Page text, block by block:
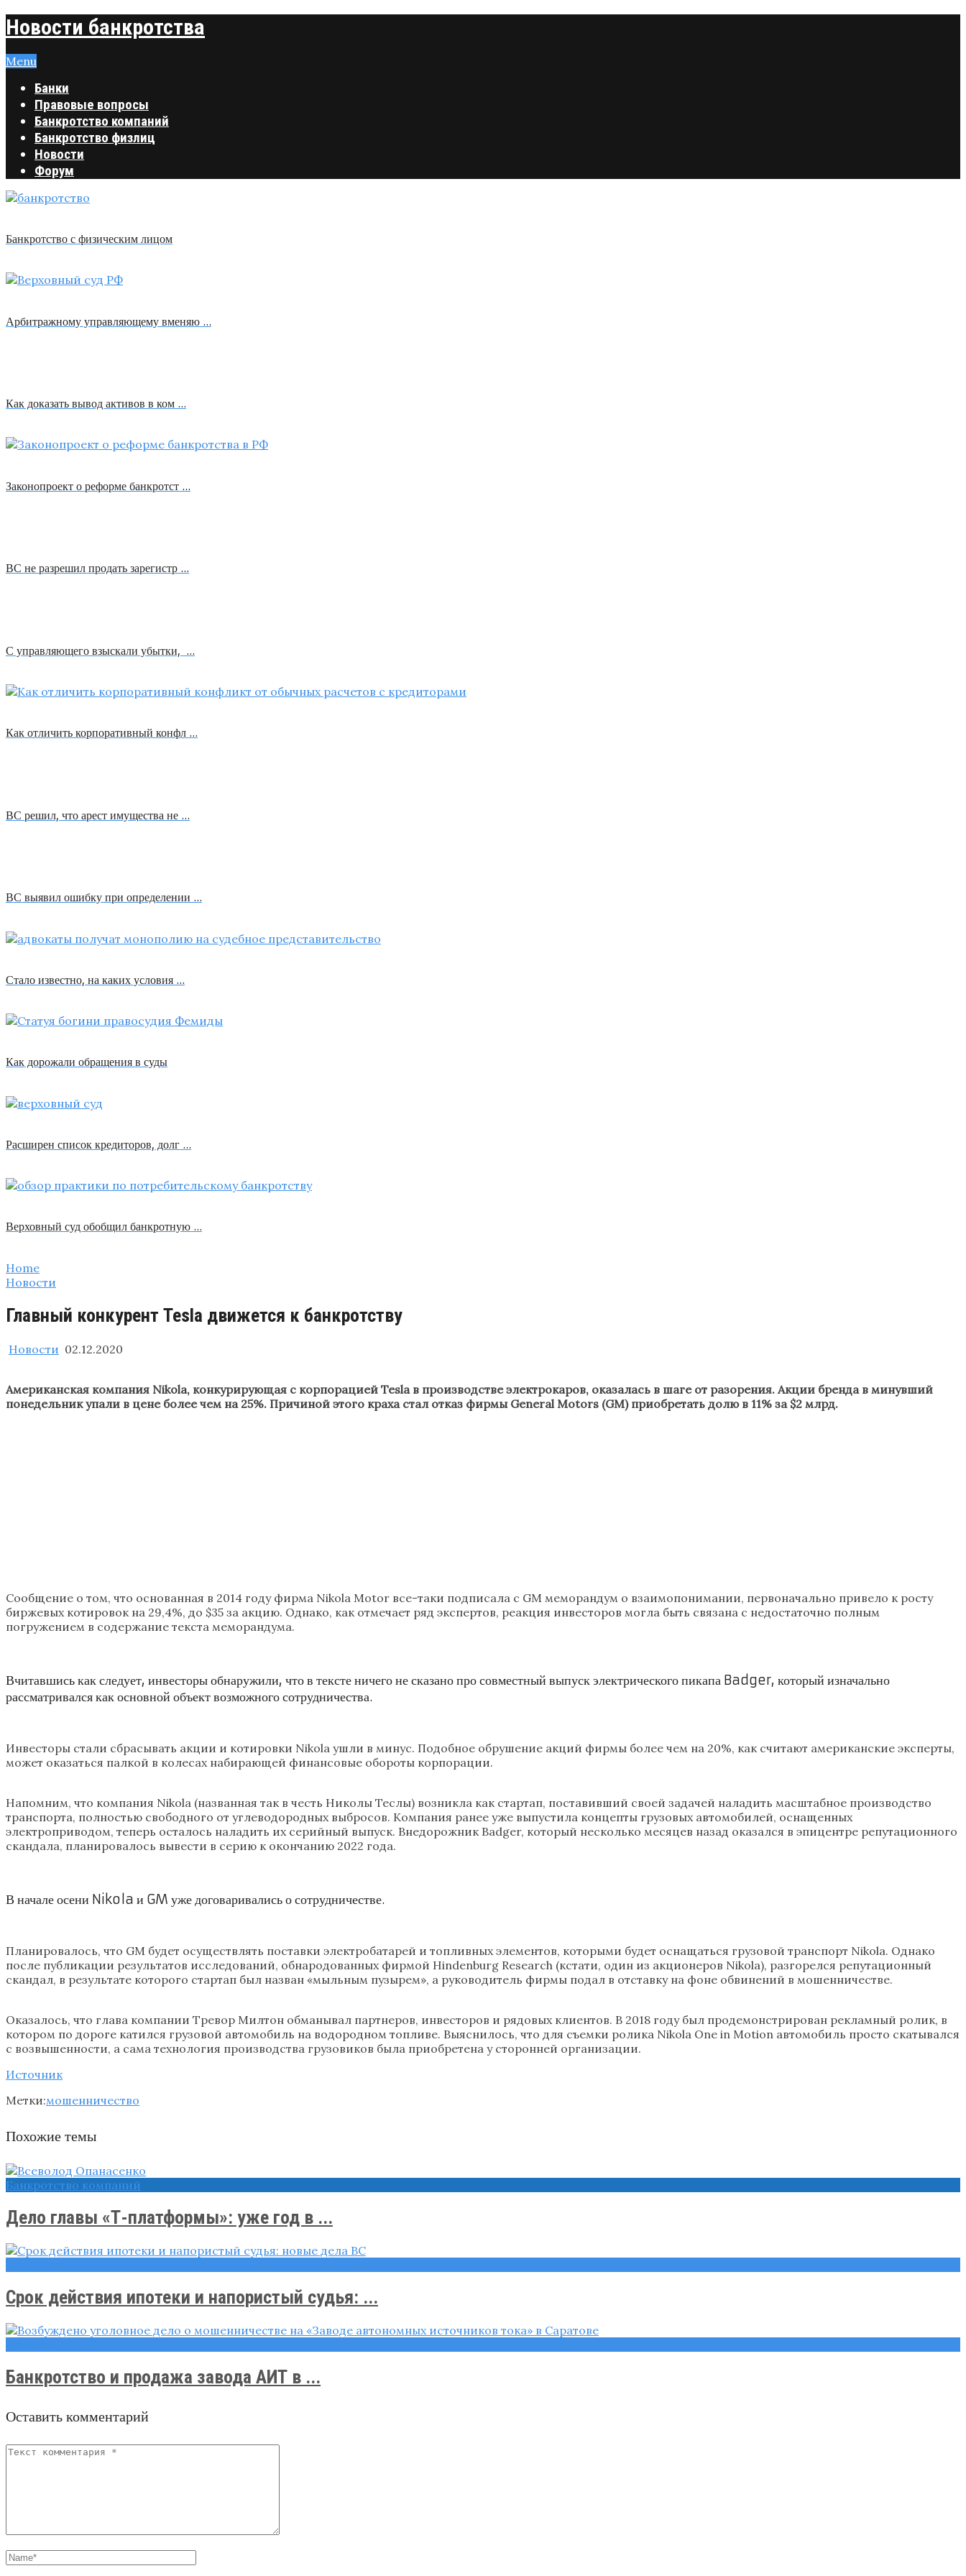
Новости банкротства
Menu
Банки
Правовые вопросы
Банкротство компаний
Банкротство физлиц
Новости
Форум
Банкротство с физическим лицом
Арбитражному управляющему вменяю …
Как доказать вывод активов в ком …
Законопроект о реформе банкротст …
ВС не разрешил продать зарегистр …
С управляющего взыскали убытки, …
Как отличить корпоративный конфл …
ВС решил, что арест имущества не …
ВС выявил ошибку при определении …
Стало известно, на каких условия …
Как дорожали обращения в суды
Расширен список кредиторов, долг …
Верховный суд обобщил банкротную …
Home
Новости
Главный конкурент Tesla движется к банкротству
Новости 02.12.2020
Американская компания Nikola, конкурирующая с корпорацией Tesla в производстве электрокаров, оказалась в шаге от разорения. Акции бренда в минувший
понедельник упали в цене более чем на 25%. Причиной этого краха стал отказ фирмы General Motors (GM) приобретать долю в 11% за $2 млрд.
Сообщение о том, что основанная в 2014 году фирма Nikola Motor все-таки подписала с GM меморандум о взаимопонимании, первоначально привело к росту
биржевых котировок на 29,4%, до $35 за акцию. Однако, как отмечает ряд экспертов, реакция инвесторов могла быть связана с недостаточно полным
погружением в содержание текста меморандума.
Вчитавшись как следует, инвесторы обнаружили, что в тексте ничего не сказано про совместный выпуск электрического пикапа Badger, который изначально
рассматривался как основной объект возможного сотрудничества.
Инвесторы стали сбрасывать акции и котировки Nikola ушли в минус. Подобное обрушение акций фирмы более чем на 20%, как считают американские эксперты,
может оказаться палкой в колесах набирающей финансовые обороты корпорации.
Напомним, что компания Nikola (названная так в честь Николы Теслы) возникла как стартап, поставивший своей задачей наладить масштабное производство
транспорта, полностью свободного от углеводородных выбросов. Компания ранее уже выпустила концепты грузовых автомобилей, оснащенных
электроприводом, теперь осталось наладить их серийный выпуск. Внедорожник Badger, который несколько месяцев назад оказался в эпицентре репутационного
скандала, планировалось вывести в серию к окончанию 2022 года.
В начале осени Nikola и GM уже договаривались о сотрудничестве.
Планировалось, что GM будет осуществлять поставки электробатарей и топливных элементов, которыми будет оснащаться грузовой транспорт Nikola. Однако
после публикации результатов исследований, обнародованных фирмой Hindenburg Research (кстати, один из акционеров Nikola), разгорелся репутационный
скандал, в результате которого стартап был назван «мыльным пузырем», а руководитель фирмы подал в отставку на фоне обвинений в мошенничестве.
Оказалось, что глава компании Тревор Милтон обманывал партнеров, инвесторов и рядовых клиентов. В 2018 году был продемонстрирован рекламный ролик, в
котором по дороге катился грузовой автомобиль на водородном топливе. Выяснилось, что для съемки ролика Nikola One in Motion автомобиль просто скатывался
с возвышенности, а сама технология производства грузовиков была приобретена у сторонней организации.
Источник
Метки:мошенничество
Похожие темы
Банкротство компаний
Дело главы «Т-платформы»: уже год в ...
Срок действия ипотеки и напористый судья: ...
Банкротство и продажа завода АИТ в ...
Оставить комментарий